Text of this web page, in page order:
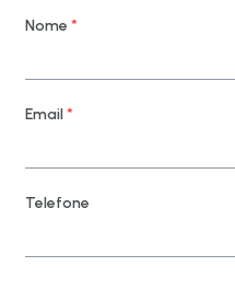
Nome *
Email*
Telefone